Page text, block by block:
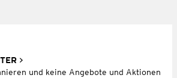
und keine Angebote und Aktionen